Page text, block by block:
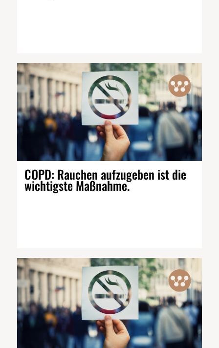
COPD: Rauchen aufzugeben ist die
wichtigste Maßnahme.